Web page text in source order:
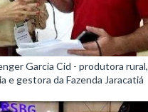
Garcia Cid - produtora rural,
e gestora da Fazenda Jaracatiá